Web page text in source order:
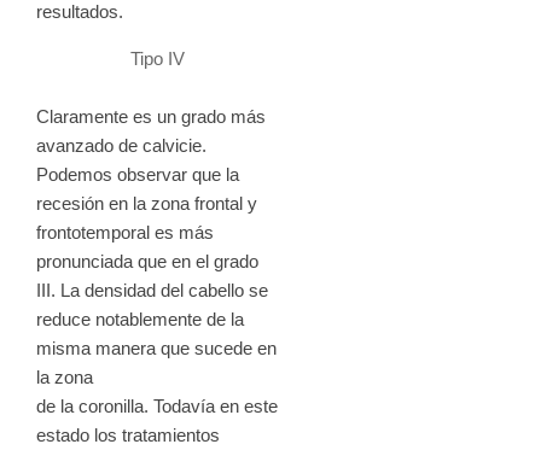
resultados.
Tipo IV
Claramente es un grado más
avanzado de calvicie.
Podemos observar que la
recesión en la zona frontal y
frontotemporal es más
pronunciada que en el grado
III. La densidad del cabello se
reduce notablemente de la
misma manera que sucede en
la zona
de la coronilla. Todavía en este
estado los tratamientos